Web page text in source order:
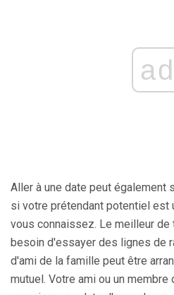
ad
Aller à une date peut également
si votre prétendant potentiel est
vous connaissez. Le meilleur de
besoin d'essayer des lignes de
d'ami de la famille peut être
mutuel. Votre ami ou un